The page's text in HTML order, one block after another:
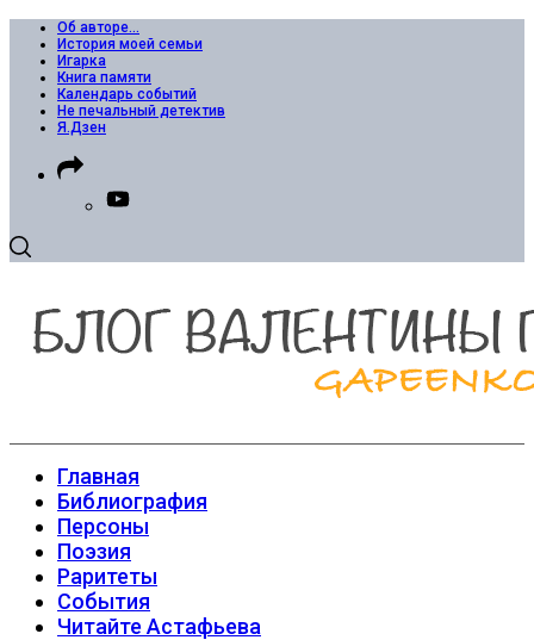
Об авторе…
История моей семьи
Игарка
Книга памяти
Календарь событий
Не печальный детектив
Я.Дзен
Главная
Библиография
Персоны
Поэзия
Раритеты
События
Читайте Астафьева